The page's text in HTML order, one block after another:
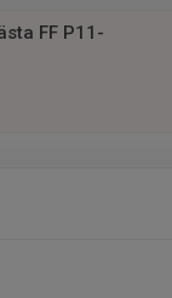
FF P11-